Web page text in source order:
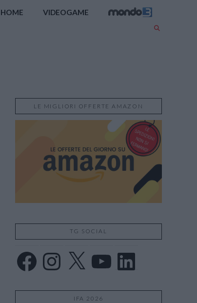
VIDEOGAME
LE MIGLIORI OFFERTE AMAZON
TG SOCIAL
Facebook Instagram YouTube LinkedIn
IFA 2026